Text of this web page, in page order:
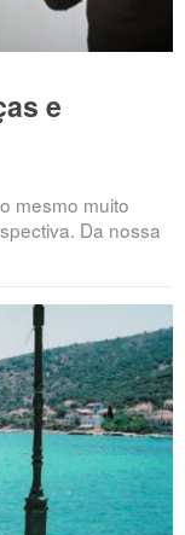
e
mesmo muito
Da nossa